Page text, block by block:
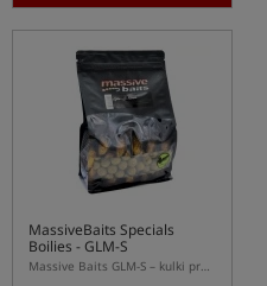
MassiveBaits Specials
Boilies - GLM-S
Massive Baits GLM-S – kulki proteinowe z ekstraktów małżowych